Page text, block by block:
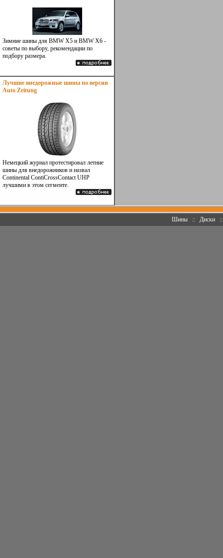
Зимние шины для BMW X5 и BMW X6 -
советы по выбору, рекомендации по
подбору размера.
Лучшие внедорожные шины по версии
Auto Zeitung
Немецкий журнал протестировал летние
шины для внедорожников и назвал
Continental ContiCrossContact UHP
лучшими в этом сегменте.
Шины :: Диски